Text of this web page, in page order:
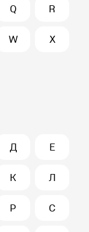
Q R
W X
Д Е
К Л
Р С